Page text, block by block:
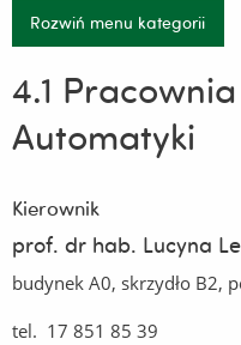
Rozwiń menu kategorii
4.1
Automatyki
Kierownik
prof. dr hab. Lucyna
budynek A0, skrzydło B2,
tel. 17 851 85 39